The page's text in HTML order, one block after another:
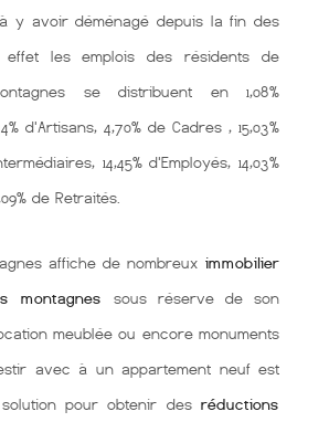
y avoir déménagé depuis la fin des
effet les emplois des résidents de
se distribuent en 1,08%
d'Artisans, 4,70% de Cadres , 15,03%
14,45% d'Employés, 14,03%
de Retraités.
affiche de nombreux immobilier
montagnes sous réserve de son
meublée ou encore monuments
avec à un appartement neuf est
pour obtenir des réductions